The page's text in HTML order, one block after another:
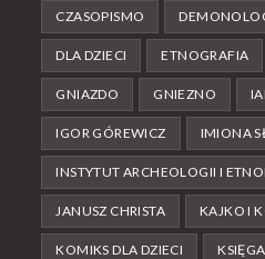
CZASOPISMO
DLA DZIECI ETNOGRAFIA
GNIAZDO GNIEZNO
IGOR GÓREWICZ IMIONA
INSTYTUT ARCHEOLOGII I
JANUSZ CHRISTA KAJKO I
KOMIKS DLA DZIECI